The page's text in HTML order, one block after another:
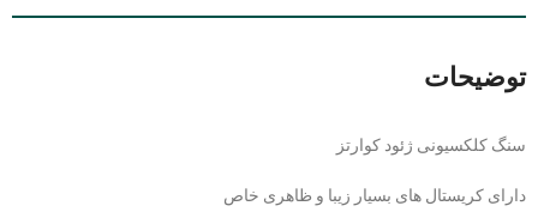
توضیحات
سنگ کلکسیونی ژئود کوارتز
دارای کریستال های بسیار زیبا و ظاهری خاص